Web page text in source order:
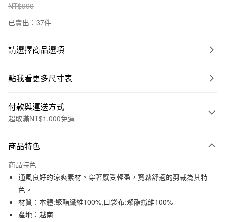
NT$990
已賣出：37件
請選擇商品選項
點我看更多尺寸表
付款與運送方式
超取滿NT$1,000免運
信用卡一次付款
信用卡分期付款
3 期 0 利率 每期
合作金庫商業銀行
第一商業銀行
華南商業銀行
超商取貨付款
商品特色
商品特色
通風良好的涼爽素材。穿著感受輕盈，寬鬆舒適的剪裁為其特
色。
材質：本體:聚酯纖維100%,口袋布:聚酯纖維100%
產地：越南